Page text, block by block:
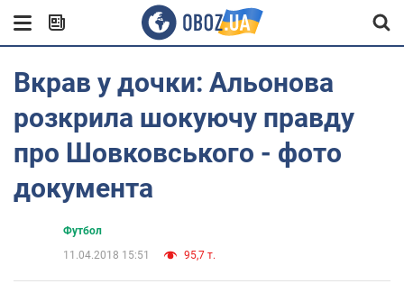
Вкрав у дочки: Альонова
розкрила шокуючу правду
про Шовковського - фото
документа
Футбол
11.04.2018 15:51
95,7 т.